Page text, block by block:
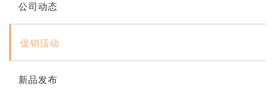
公司动态
促销活动
新品发布